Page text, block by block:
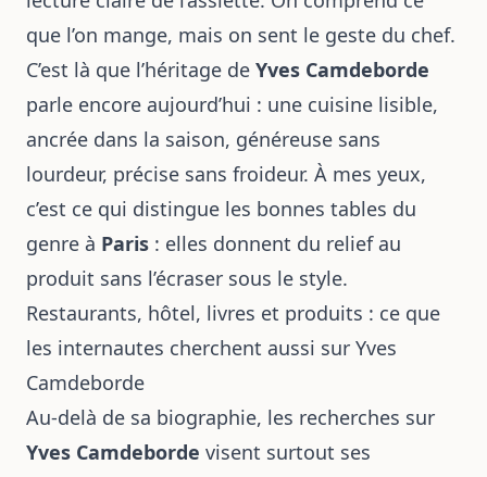
que l’on mange, mais on sent le geste du chef.
C’est là que l’héritage de Yves Camdeborde
parle encore aujourd’hui : une cuisine lisible,
ancrée dans la saison, généreuse sans
lourdeur, précise sans froideur. À mes yeux,
c’est ce qui distingue les bonnes tables du
genre à Paris : elles donnent du relief au
produit sans l’écraser sous le style.
Restaurants, hôtel, livres et produits : ce que
les internautes cherchent aussi sur Yves
Camdeborde
Au-delà de sa biographie, les recherches sur
Yves Camdeborde visent surtout ses